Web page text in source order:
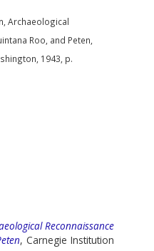
Archaeological
Roo, and Peten,
1943, p.
Reconnaissance
, Carnegie Institution